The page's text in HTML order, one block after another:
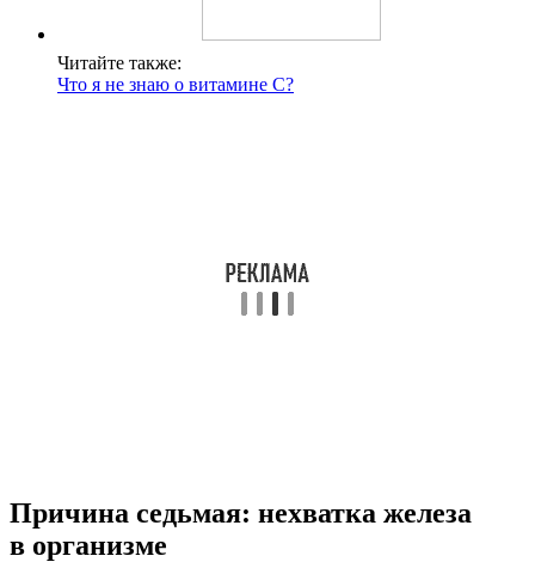
Читайте также:
Что я не знаю о витамине С?
Причина седьмая: нехватка железа
в организме